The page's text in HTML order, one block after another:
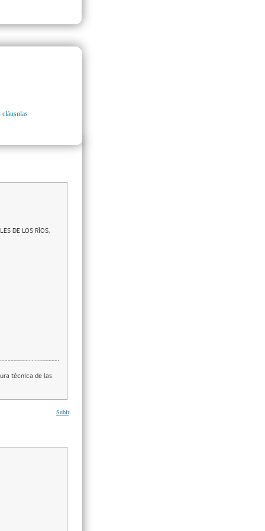
DE LOS RÍOS,
técnica de las
Subir